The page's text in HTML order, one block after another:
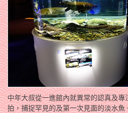
中年大叔從一進館內就異常的認真及
拍，捕捉罕見的及第一次見面的淡水魚